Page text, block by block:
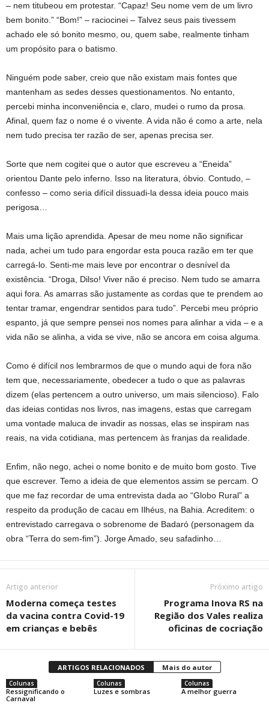
– nem titubeou em protestar. “Capaz! Seu nome vem de um livro
bem bonito.” “Bom!” – raciocinei – Talvez seus pais tivessem
achado ele só bonito mesmo, ou, quem sabe, realmente tinham
um propósito para o batismo.
Ninguém pode saber, creio que não existam mais fontes que
mantenham as sedes desses questionamentos. No entanto,
percebi minha inconveniência e, claro, mudei o rumo da prosa.
Afinal, quem faz o nome é o vivente. A vida não é como a arte, nela
nem tudo precisa ter razão de ser, apenas precisa ser.
Sorte que nem cogitei que o autor que escreveu a “Eneida”
orientou Dante pelo inferno. Isso na literatura, óbvio. Contudo, –
confesso – como seria difícil dissuadi-la dessa ideia pouco mais
perigosa…
Mais uma lição aprendida. Apesar de meu nome não significar
nada, achei um tudo para engordar esta pouca razão em ter que
carregá-lo. Senti-me mais leve por encontrar o desnível da
existência. “Droga, Dilso! Viver não é preciso. Nem tudo se amarra
aqui fora. As amarras são justamente as cordas que te prendem ao
tentar tramar, engendrar sentidos para tudo”. Percebi meu próprio
espanto, já que sempre pensei nos nomes para alinhar a vida – e a
vida não se alinha, a vida se vive, não se ancora em coisa alguma.
Como é difícil nos lembrarmos de que o mundo aqui de fora não
tem que, necessariamente, obedecer a tudo o que as palavras
dizem (elas pertencem a outro universo, um mais silencioso). Falo
das ideias contidas nos livros, nas imagens, estas que carregam
uma vontade maluca de invadir as nossas, elas se inspiram nas
reais, na vida cotidiana, mas pertencem às franjas da realidade.
Enfim, não nego, achei o nome bonito e de muito bom gosto. Tive
que escrever. Temo a ideia de que elementos assim se percam. O
que me faz recordar de uma entrevista dada ao “Globo Rural” a
respeito da produção de cacau em Ilhéus, na Bahia. Acreditem: o
entrevistado carregava o sobrenome de Badaró (personagem da
obra “Terra do sem-fim”). Jorge Amado, seu safadinho…
Artigo anterior
Moderna começa testes
da vacina contra Covid-19
em crianças e bebês
Próximo artigo
Programa Inova RS na
Região dos Vales realiza
oficinas de cocriação
ARTIGOS RELACIONADOS Mais do autor
Colunas
Ressignificando o
Carnaval
Colunas
Luzes e sombras
Colunas
A melhor guerra